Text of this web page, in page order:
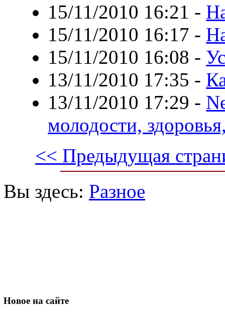
15/11/2010 16:21 -
15/11/2010 16:17 -
15/11/2010 16:08 -
13/11/2010 17:35 -
13/11/2010 17:29 -
молодости,
<< Предыдущая
Вы здесь: Разное
Новое на сайте